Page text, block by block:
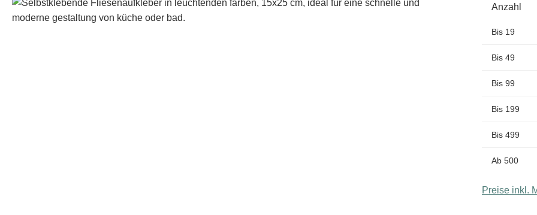
Bildergalerie überspringen Anzahl
Bis 19
Bis 49
Bis 99
Bis 199
Bis 499
Ab 500
Preise inkl.